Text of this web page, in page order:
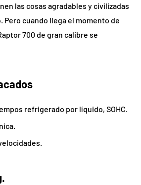
las cosas agradables y civilizadas
Pero cuando llega el momento de
700 de gran calibre se
refrigerado por líquido, SOHC.